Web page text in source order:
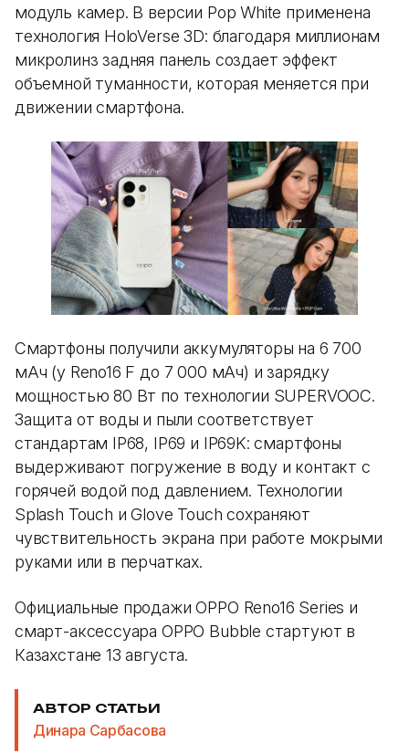
модуль камер. В версии Pop White применена
технология HoloVerse 3D: благодаря миллионам
микролинз задняя панель создает эффект
объемной туманности, которая меняется при
движении смартфона.
Смартфоны получили аккумуляторы на 6 700
мАч (у Reno16 F до 7 000 мАч) и зарядку
мощностью 80 Вт по технологии SUPERVOOC.
Защита от воды и пыли соответствует
стандартам IP68, IP69 и IP69K: смартфоны
выдерживают погружение в воду и контакт с
горячей водой под давлением. Технологии
Splash Touch и Glove Touch сохраняют
чувствительность экрана при работе мокрыми
руками или в перчатках.
Официальные продажи OPPO Reno16 Series и
смарт-аксессуара OPPO Bubble стартуют в
Казахстане 13 августа.
АВТОР СТАТЬИ
Динара Сарбасова